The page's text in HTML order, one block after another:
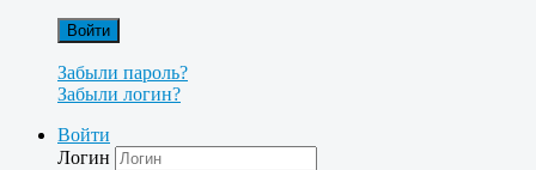
Войти
Забыли пароль?
Забыли логин?
Войти
Логин